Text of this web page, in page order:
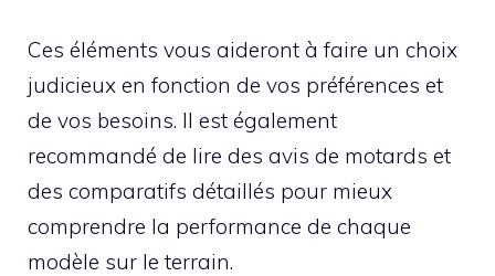
Ces éléments vous aideront à faire un choix
judicieux en fonction de vos préférences et
de vos besoins. Il est également
recommandé de lire des avis de motards et
des comparatifs détaillés pour mieux
comprendre la performance de chaque
modèle sur le terrain.